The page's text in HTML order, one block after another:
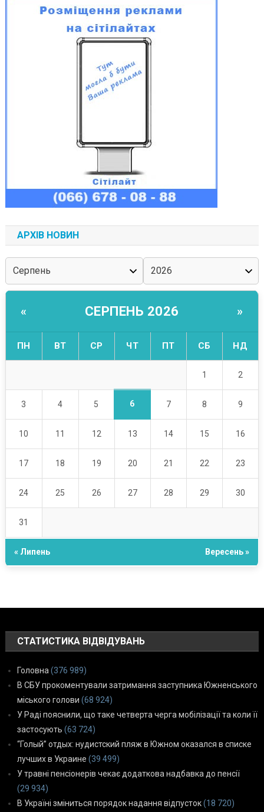
АРХІВ НОВИН
« СЕРПЕНЬ 2026 »
ПН ВТ СР ЧТ ПТ СБ НД
1 2
3 4 5 6 7 8 9
10 11 12 13 14 15 16
17 18 19 20 21 22 23
24 25 26 27 28 29 30
31
« Липень Вересень »
СТАТИСТИКА ВІДВІДУВАНЬ
Головна (376 989)
В СБУ прокоментували затримання заступника Южненського
міського голови (68 924)
У Раді пояснили, що таке четверта черга мобілізації та коли її
застосують (63 724)
“Голый” отдых: нудистский пляж в Южном оказался в списке
лучших в Украине (39 499)
У травні пенсіонерів чекає додаткова надбавка до пенсії
(29 934)
В Україні зміниться порядок надання відпусток(18 720)